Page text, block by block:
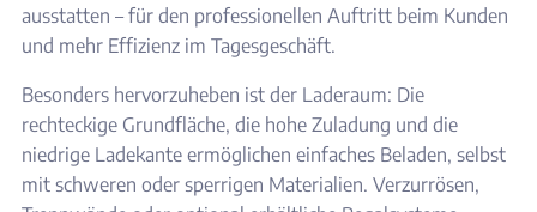
ausstatten – für den professionellen Auftritt beim Kunden
und mehr Effizienz im Tagesgeschäft.
Besonders hervorzuheben ist der Laderaum: Die
rechteckige Grundfläche, die hohe Zuladung und die
niedrige Ladekante ermöglichen einfaches Beladen, selbst
mit schweren oder sperrigen Materialien. Verzurrösen,